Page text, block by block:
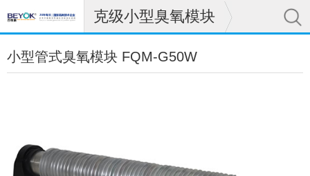
克级小型臭氧模块
小型管式臭氧模块 FQM-G50W